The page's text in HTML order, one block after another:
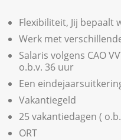
Flexibiliteit, Jij bepaalt
Werk met
Salaris volgens CAO
o.b.v. 36 uur
Een
Vakantiegeld
25 vakantiedagen (
ORT